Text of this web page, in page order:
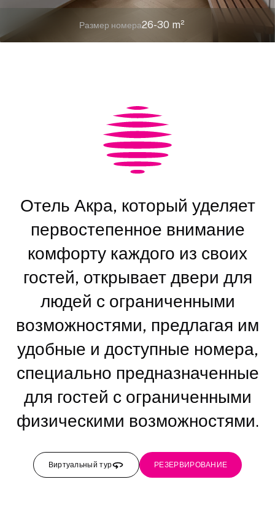
Размер номера26-30 m²
Отель Акра, который уделяет
первостепенное внимание
комфорту каждого из своих
гостей, открывает двери для
людей с ограниченными
возможностями, предлагая им
удобные и доступные номера,
специально предназначенные
для гостей с ограниченными
физическими возможностями.
Виртуальный тур РЕЗЕРВИРОВАНИЕ